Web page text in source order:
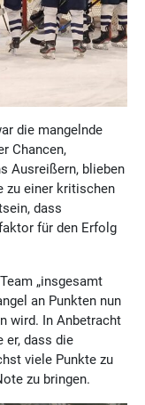
die mangelnde
Chancen,
Ausreißern, blieben
zu einer kritischen
dass
für den Erfolg
„insgesamt
an Punkten nun
wird. In Anbetracht
er, dass die
viele Punkte zu
zu bringen.